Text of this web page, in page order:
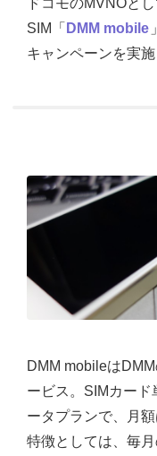
ドコモのMVNOと
SIM「 DMM mobile
キャンペーンを実施
DMM mobileは
ービス。SIMカー
ータプランで、月
特徴としては、毎